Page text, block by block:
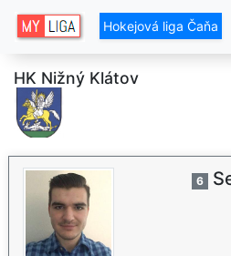
Hokejová liga Čaňa
HK Nižný Klátov
6